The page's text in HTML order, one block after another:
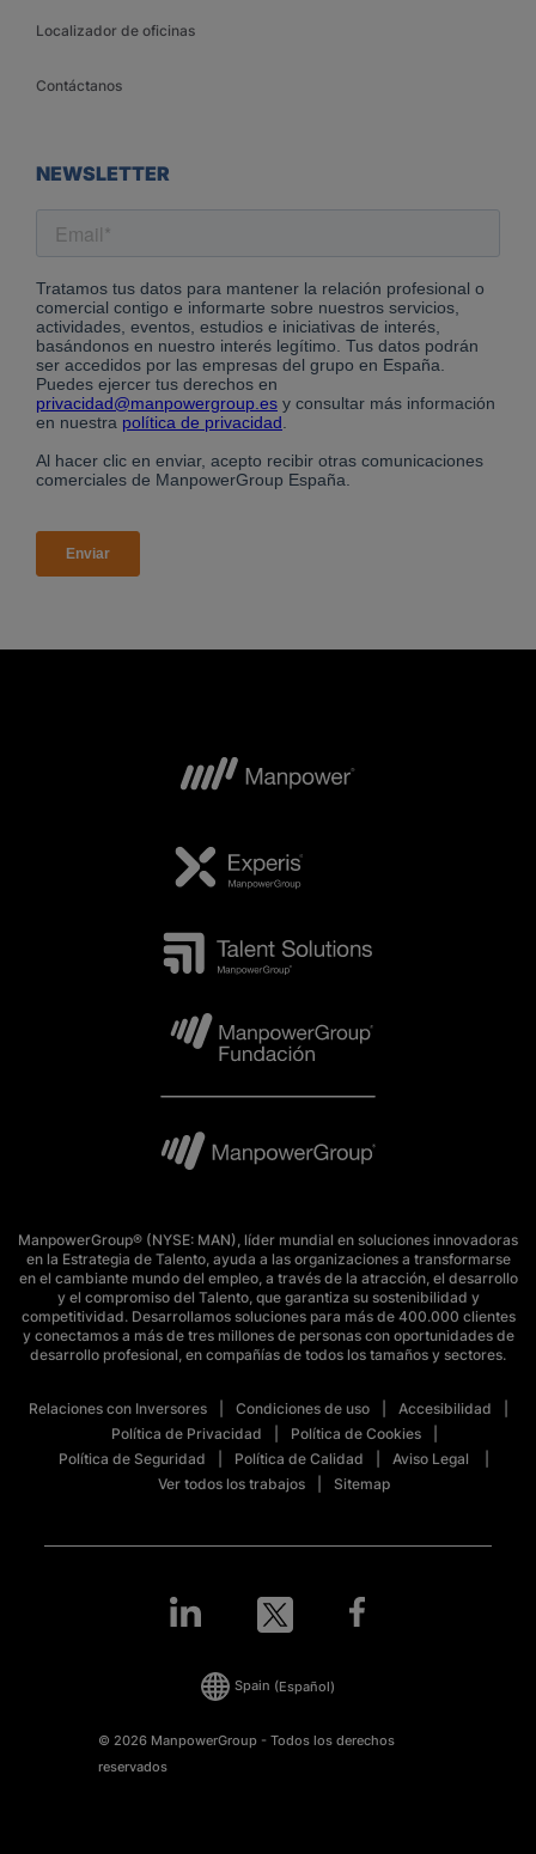
Localizador de oficinas
Contáctanos
NEWSLETTER
ManpowerGroup® (NYSE: MAN), líder mundial en soluciones innovadoras
en la Estrategia de Talento, ayuda a las organizaciones a transformarse
en el cambiante mundo del empleo, a través de la atracción, el desarrollo
y el compromiso del Talento, que garantiza su sostenibilidad y
competitividad. Desarrollamos soluciones para más de 400.000 clientes
y conectamos a más de tres millones de personas con oportunidades de
desarrollo profesional, en compañías de todos los tamaños y sectores.
Relaciones con Inversores Condiciones de uso
Accesibilidad
Política de Privacidad
Política de Cookies
Política de Seguridad
Política de Calidad
Aviso Legal
Ver todos los trabajos
Sitemap
© 2026 ManpowerGroup - Todos los derechos
reservados
Spain (Español)